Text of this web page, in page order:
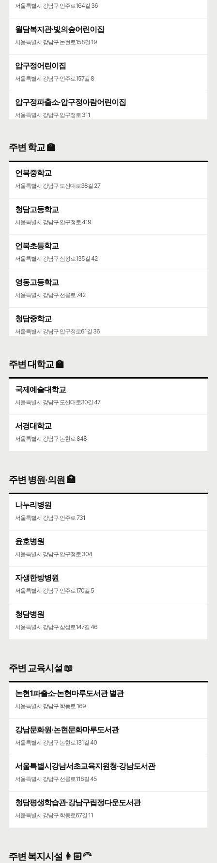
서울특별시 강남구 언주로164길 36
월담복지관·빛의숲어린이집
서울특별시 강남구 논현로158길 19
압구정어린이집
서울특별시 강남구 언주로157길 8
압구정파출소·압구정아람어린이집
서울특별시 강남구 압구정로 311
서울특별시 강남구 도산대로56길 14
주변 학교 🏫
언북중학교
서울특별시 강남구 도산대로38길 27
청담고등학교
서울특별시 강남구 압구정로 419
언북초등학교
서울특별시 강남구 삼성로135길 42
영동고등학교
서울특별시 강남구 선릉로 742
청담중학교
서울특별시 강남구 압구정로61길 36
주변 대학교 🏫
국제예술대학교
서울특별시 강남구 도산대로30길 47
서경대학교
서울특별시 강남구 논현로 848
주변 병원·의원 🏥
나누리병원
서울특별시 강남구 언주로 731
윤호병원
서울특별시 강남구 압구정로 304
자생한방병원
서울특별시 강남구 언주로170길 5
청담병원
서울특별시 강남구 삼성로147길 46
주변 교육시설 📖
논현1파출소·논현마루도서관 별관
서울특별시 강남구 학동로 169
강남문화원·논현문화마루도서관
서울특별시 강남구 논현로131길 40
서울특별시강남서초교육지원청·강남도서관
서울특별시 강남구 선릉로116길 45
청담평생학습관·강남구립정다운도서관
서울특별시 강남구 학동로67길 11
주변 복지시설 👩🏻‍🦳